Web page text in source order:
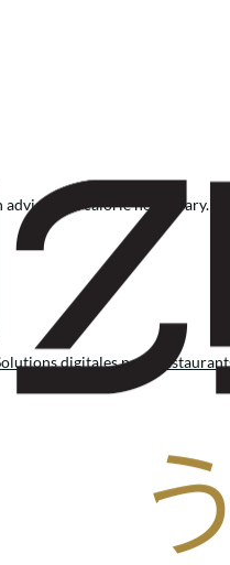
but calorie needs vary.
digitales pour